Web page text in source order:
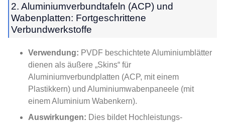
2. Aluminiumverbundtafeln (ACP) und
Wabenplatten: Fortgeschrittene
Verbundwerkstoffe
Verwendung: PVDF beschichtete Aluminiumblätter
dienen als äußere „Skins“ für
Aluminiumverbundplatten (ACP, mit einem
Plastikkern) und Aluminiumwabenpaneele (mit
einem Aluminium Wabenkern).
Auswirkungen: Dies bildet Hochleistungs-